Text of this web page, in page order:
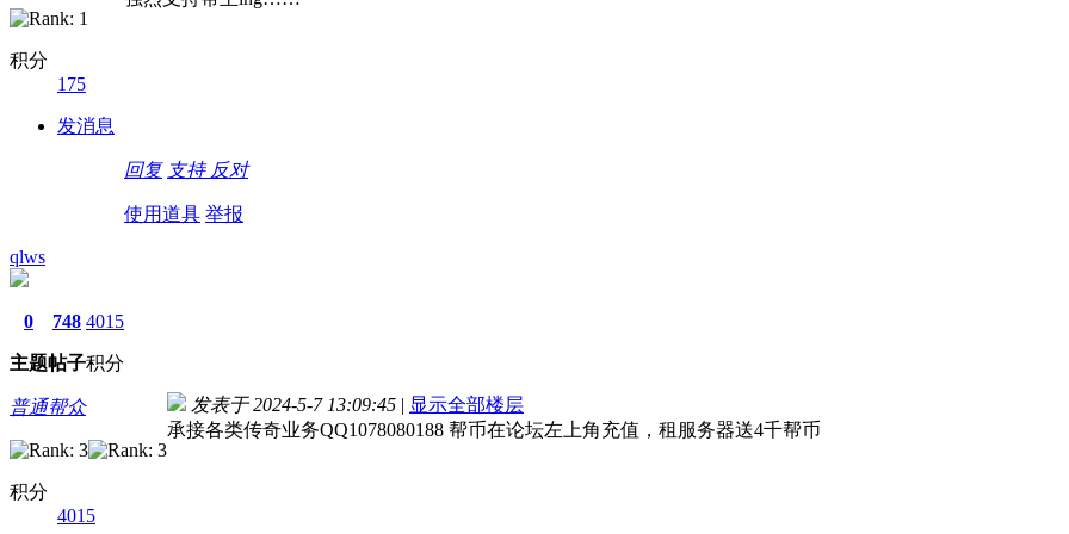
积分
175
发消息
回复 支持 反对
使用道具 举报
qlws
0
主题
748
帖子
4015
积分
普通帮众
积分
4015
发表于 2024-5-7 13:09:45 | 显示全部楼层
承接各类传奇业务QQ1078080188 帮币在论坛左上角充值，租服务器送4千帮币